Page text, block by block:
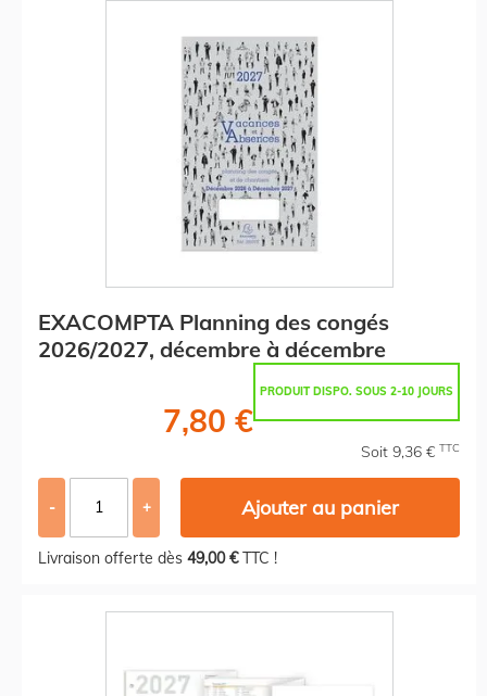
EXACOMPTA Planning des congés
2026/2027, décembre à décembre
PRODUIT DISPO. SOUS 2-10 JOURS
7,80 €
Soit 9,36 € TTC
- + Ajouter au panier
Livraison offerte dès 49,00 €TTC !